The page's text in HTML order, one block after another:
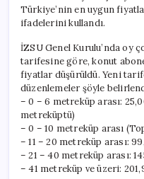
Türkiye’nin en uygun
ifadelerini kullandı.
İZSU Genel Kurulu’nda oy
tarifesine göre, konut
fiyatlar düşürüldü. Yeni
düzenlemeler şöyle
– 0 – 6 metreküp arası:
metreküptü)
– 0 – 10 metreküp arası
– 11 – 20 metreküp arası:
– 21 – 40 metreküp arası:
– 41 metreküp ve üzeri: